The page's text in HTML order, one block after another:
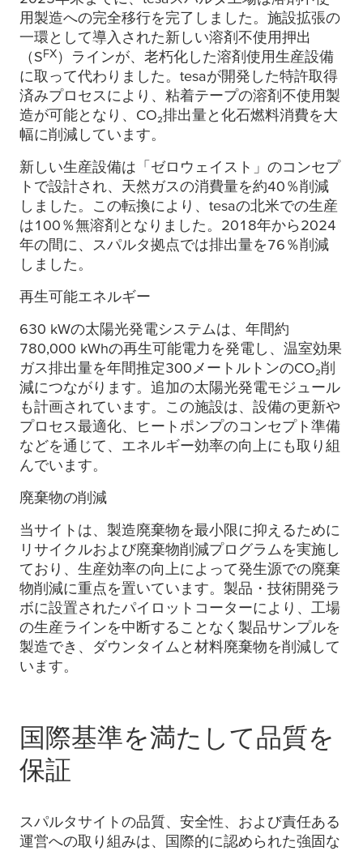
用製造への完全移行を完了しました。施設拡張の
一環として導入された新しい溶剤不使用押出
（SFX）ラインが、老朽化した溶剤使用生産設備
に取って代わりました。 tesaが開発した特許取得
済みプロセスにより、粘着テープの溶剤不使用製
造が可能となり、CO₂排出量と化石燃料消費を大
幅に削減しています。
新しい生産設備は「ゼロウェイスト」のコンセプ
トで設計され、天然ガスの消費量を約40％削減
しました。この転換により、 tesaの北米での生産
は100％無溶剤となりました。2018年から2024
年の間に、スパルタ拠点では排出量を76％削減
しました。
再生可能エネルギー
630 kWの太陽光発電システムは、年間約
780,000 kWhの再生可能電力を発電し、温室効果
ガス排出量を年間推定300メートルトンのCO₂削
減につながります。追加の太陽光発電モジュール
も計画されています。この施設は、設備の更新や
プロセス最適化、ヒートポンプのコンセプト準備
などを通じて、エネルギー効率の向上にも取り組
んでいます。
廃棄物の削減
当サイトは、製造廃棄物を最小限に抑えるために
リサイクルおよび廃棄物削減プログラムを実施し
ており、生産効率の向上によって発生源での廃棄
物削減に重点を置いています。製品・技術開発ラ
ボに設置されたパイロットコーターにより、工場
の生産ラインを中断することなく製品サンプルを
製造でき、ダウンタイムと材料廃棄物を削減して
います。
国際基準を満たして品質を
保証
スパルタサイトの品質、安全性、および責任ある
運営への取り組みは、国際的に認められた強固な